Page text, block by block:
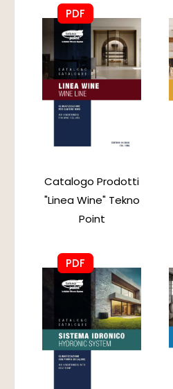
PDF
Catalogo Prodotti
"Linea Wine" Tekno
Point
PDF